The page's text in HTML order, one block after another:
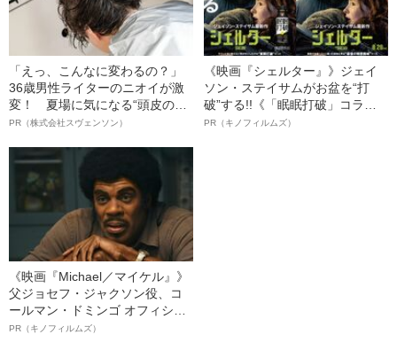
「えっ、こんなに変わるの？」
36歳男性ライターのニオイが激
変！ 夏場に気になる“頭皮のニ
オイ”や“ベタつき”を解消す
ト”が生み出した徹底ケアとは
PR（株式会社スヴェンソン）
《映画『シェルター』》ジェイ
ソン・ステイサムがお盆を“打
破”する!!《「眠眠打破」コラ
ボ》
PR（キノフィルムズ）
《映画『Michael／マイケル』》
父ジョセフ・ジャクソン役、コ
ールマン・ドミンゴ オフィシャ
ルインタビュー“観客を魅了した
PR（キノフィルムズ）